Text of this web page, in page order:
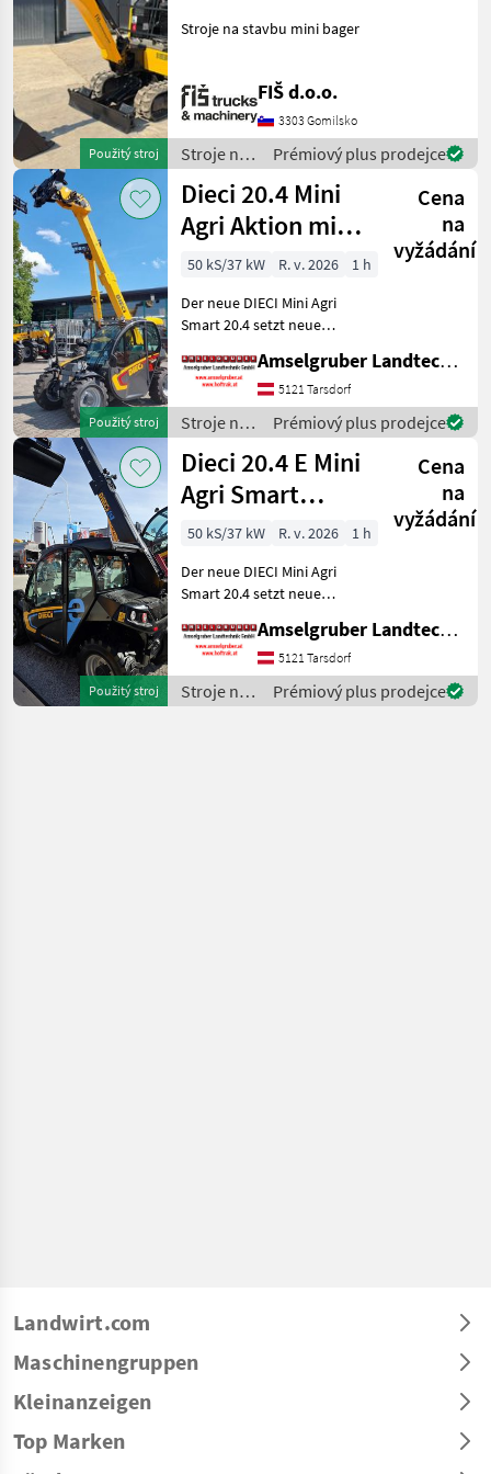
Použitý stroj
Stroje na stavbu mini bager
FIŠ d.o.o.
3303 Gomilsko
Stroje na
stavbu /
JCB
Prémiový plus prodejce
Použitý stroj
Dieci 20.4 Mini
Agri Aktion mit
Österreichpaket
Cena
na
vyžádání
50 kS/37 kW R. v. 2026
1 h
Der neue DIECI Mini Agri
Smart 20.4 setzt neue
Teleskopladermarkt. Stufe
5 Motor - -Größte Kabine
(Baugleich vom Modell 26.6
Mini Agri) -50
Amselgruber Landtechnik GmbH
5121 Tarsdorf
Stroje na
stavbu /
Dieci
Prémiový plus prodejce
Použitý stroj
Dieci 20.4 E Mini
Agri Smart
ELEKTRO
Teleskoplader
TOP
Cena
na
vyžádání
50 kS/37 kW R. v. 2026
1 h
Der neue DIECI Mini Agri
Smart 20.4 setzt neue
Teleskopladermarkt. 100 %
Elektro! -Größte Kabine
(Baugleich vom Modell 26.6
Mini Agri) -Echt
Amselgruber Landtechnik GmbH
5121 Tarsdorf
Stroje na
stavbu /
Prémiový plus prodejce
Landwirt.com
Maschinengruppen
Kleinanzeigen
Top Marken